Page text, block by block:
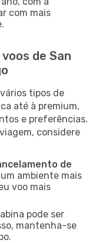
com mais
de San
tipos de
até à premium,
e preferências.
considere
de
ambiente mais
voo mais
pode ser
mantenha-se